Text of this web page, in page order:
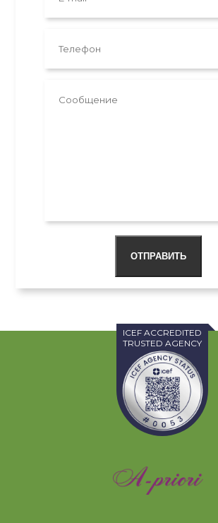
ОТПРАВИТЬ
ICEF ACCREDITED
TRUSTED AGENCY